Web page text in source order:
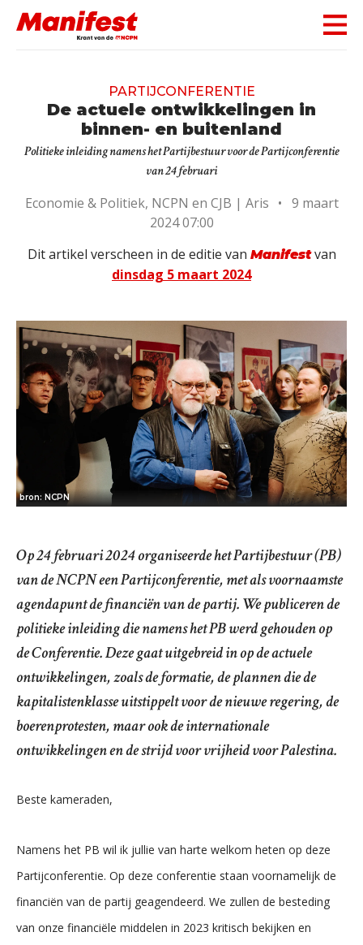
Skip navigation
PARTIJCONFERENTIE
De actuele ontwikkelingen in
binnen- en buitenland
Politieke inleiding namens het Partijbestuur voor de Partijconferentie
van 24 februari
Economie & Politiek, NCPN en CJB | Aris • 9 maart
2024 07:00
Dit artikel verscheen in de editie van Manifestvan
dinsdag 5 maart 2024
bron: NCPN
Op 24 februari 2024 organiseerde het Partijbestuur (PB)
van de NCPN een Partijconferentie, met als voornaamste
agendapunt de financiën van de partij. We publiceren de
politieke inleiding die namens het PB werd gehouden op
de Conferentie. Deze gaat uitgebreid in op de actuele
ontwikkelingen, zoals de formatie, de plannen die de
kapitalistenklasse uitstippelt voor de nieuwe regering, de
boerenprotesten, maar ook de internationale
ontwikkelingen en de strijd voor vrijheid voor Palestina.
Beste kameraden,
Namens het PB wil ik jullie van harte welkom heten op deze
Partijconferentie. Op deze conferentie staan voornamelijk de
financiën van de partij geagendeerd. We zullen de besteding
van onze financiële middelen in 2023 kritisch bekijken en